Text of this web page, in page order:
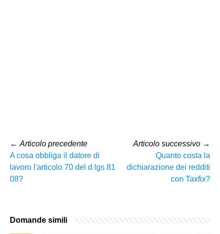
← Articolo precedente
A cosa obbliga il datore di
lavoro l'articolo 70 del d lgs 81
08?
Articolo successivo →
Quanto costa la
dichiarazione dei redditi
con Taxfix?
Domande simili